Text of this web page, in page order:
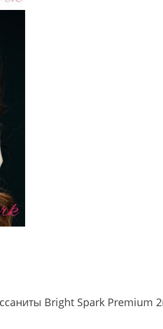
Bright Spark Premium